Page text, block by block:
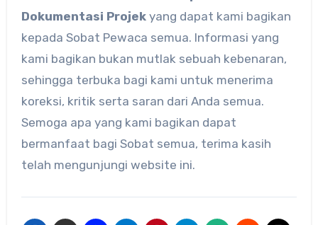
Dokumentasi Projek yang dapat kami bagikan
kepada Sobat Pewaca semua. Informasi yang
kami bagikan bukan mutlak sebuah kebenaran,
sehingga terbuka bagi kami untuk menerima
koreksi, kritik serta saran dari Anda semua.
Semoga apa yang kami bagikan dapat
bermanfaat bagi Sobat semua, terima kasih
telah mengunjungi website ini.